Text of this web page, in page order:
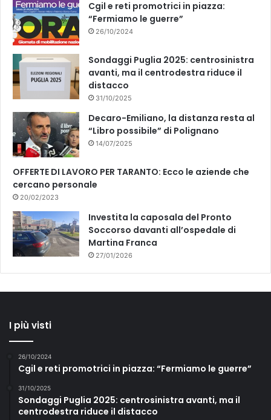
Cgil e reti promotrici in piazza:
“Fermiamo le guerre”
26/10/2024
Sondaggi Puglia 2025: centrosinistra
avanti, ma il centrodestra riduce il
distacco
31/10/2025
Decaro-Emiliano, la distanza resta al
“Libro possibile” di Polignano
14/07/2025
OFFERTE DI LAVORO PER TARANTO: Ecco le aziende che
cercano personale
20/02/2023
Investita la caposala del Pronto
Soccorso davanti all’ospedale di
Martina Franca
27/01/2026
I più visti
26/10/2024
Cgil e reti promotrici in piazza: “Fermiamo le guerre”
31/10/2025
Sondaggi Puglia 2025: centrosinistra avanti, ma il
centrodestra riduce il distacco